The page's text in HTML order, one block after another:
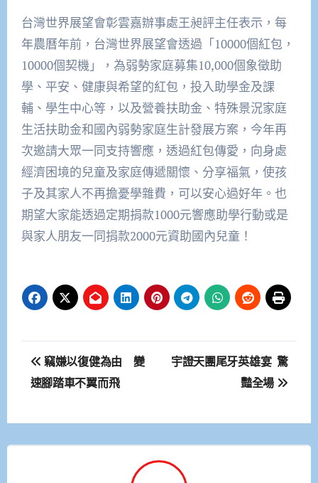
台灣世界展望會彰雲嘉辦事處王昶評主任表示，每
年農曆年前，台灣世界展望會透過「10000個紅包，
10000個契機」，為弱勢家庭募集10,000個象徵助
學、平安、健康與希望的紅包，投入助學金及課
輔、學生中心等，以及營養扶助金、特殊景況家庭
生活扶助金和國內弱勢家庭生計發展方案，今年再
次邀請大眾一同支持響應，透過紅包傳愛，向身處
經濟困境的兒童及家庭傳遞關懷、分享福氣，使孩
子及其家人不再擔憂學雜費，可以安心過好年。也
期望大家能透過定期捐款1000元響應助學行動或是
與家人朋友一同捐款2000元資助國內兒童！
文
章
覽
竊嫌以復健為由 變
速腳踏車不翼而飛
宇證天團尾牙英雄宴 驚
豔全場